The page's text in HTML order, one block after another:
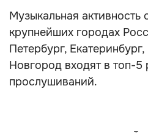
Музыкальная активность
крупнейших городах
Петербург,
Новгород входят в топ-5
прослушиваний.